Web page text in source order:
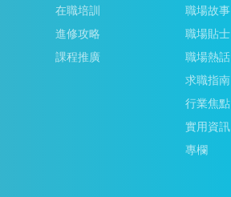
在職培訓
進修攻略
課程推廣
職場故事
職場貼士
職場熱話
求職指南
行業焦點
實用資訊
專欄